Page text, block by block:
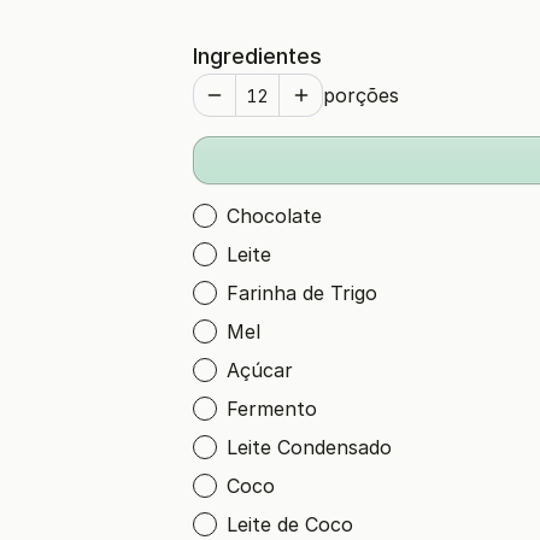
Ingredientes
porções
Chocolate
Leite
Farinha de Trigo
Mel
Açúcar
Fermento
Leite Condensado
Coco
Leite de Coco